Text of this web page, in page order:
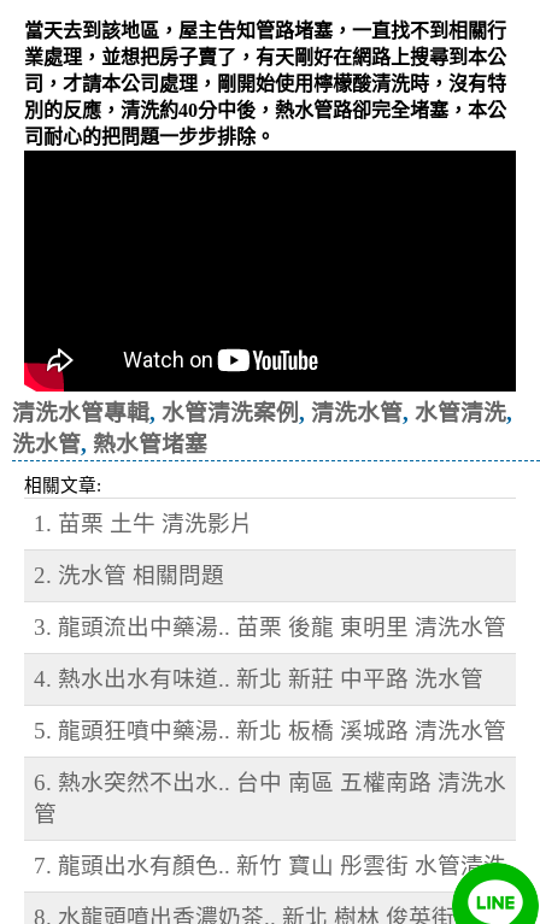
當天去到該地區，屋主告知管路堵塞，一直找不到相關行
業處理，並想把房子賣了，有天剛好在網路上搜尋到本公
司，才請本公司處理，剛開始使用檸檬酸清洗時，沒有特
別的反應，清洗約40分中後，熱水管路卻完全堵塞，本公
司耐心的把問題一步步排除。
清洗水管專輯, 水管清洗案例, 清洗水管, 水管清洗,
洗水管, 熱水管堵塞
相關文章:
1. 苗栗 土牛 清洗影片
2. 洗水管 相關問題
3. 龍頭流出中藥湯.. 苗栗 後龍 東明里 清洗水管
4. 熱水出水有味道.. 新北 新莊 中平路 洗水管
5. 龍頭狂噴中藥湯.. 新北 板橋 溪城路 清洗水管
6. 熱水突然不出水.. 台中 南區 五權南路 清洗水
管
7. 龍頭出水有顏色.. 新竹 寶山 彤雲街 水管清洗
8. 水龍頭噴出香濃奶茶.. 新北 樹林 俊英街 洗水